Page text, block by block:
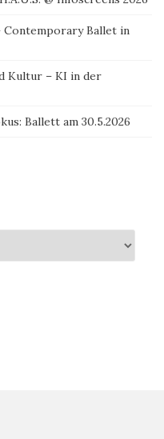
Contemporary Ballet in
Kultur – KI in der
Ballett am 30.5.2026